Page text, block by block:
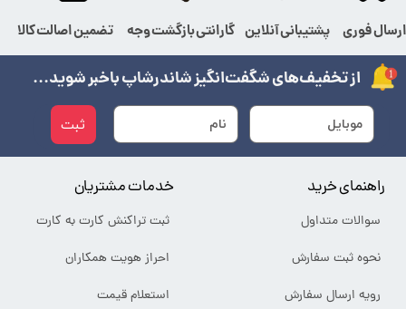
ثبت
از تخفیف‌های شگفت‌انگیز شاندرشاپ باخبر شوید...
خدمات مشتریان
ثبت تراکنش کارت به کارت
احراز هویت همکاران
استعلام قیمت
راهنمای خرید
سوالات متداول
نحوه ثبت سفارش
رویه ارسال سفارش
ارسال فوری پشتیبانی آنلاین گارانتی بازگشت وجه تضمین اصالت کالا